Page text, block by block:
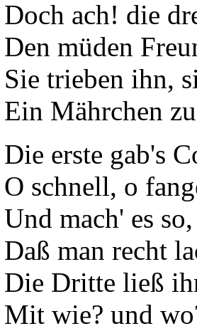
Doch ach! die
Den müden
Sie trieben ihn,
Ein Mährchen
Die erste gab's
O schnell, o
Und mach' es
Daß man recht
Die Dritte ließ
Mit wie? und